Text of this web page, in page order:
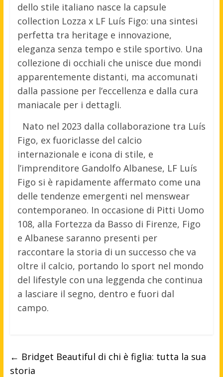
dello stile italiano nasce la capsule
collection Lozza x LF Luís Figo: una sintesi
perfetta tra heritage e innovazione,
eleganza senza tempo e stile sportivo. Una
collezione di occhiali che unisce due mondi
apparentemente distanti, ma accomunati
dalla passione per l’eccellenza e dalla cura
maniacale per i dettagli.
Nato nel 2023 dalla collaborazione tra Luís
Figo, ex fuoriclasse del calcio
internazionale e icona di stile, e
l’imprenditore Gandolfo Albanese, LF Luís
Figo si è rapidamente affermato come una
delle tendenze emergenti nel menswear
contemporaneo. In occasione di Pitti Uomo
108, alla Fortezza da Basso di Firenze, Figo
e Albanese saranno presenti per
raccontare la storia di un successo che va
oltre il calcio, portando lo sport nel mondo
del lifestyle con una leggenda che continua
a lasciare il segno, dentro e fuori dal
campo.
← Bridget Beautiful di chi è figlia: tutta la sua
storia